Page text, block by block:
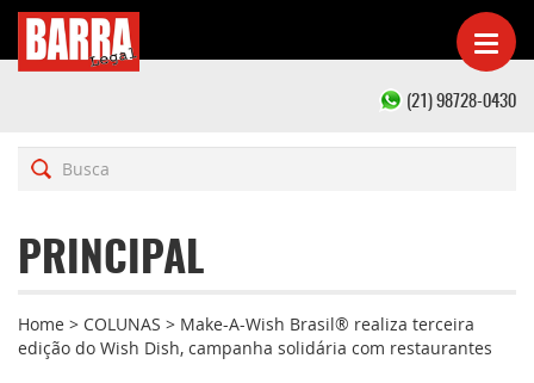
(21) 98728-0430
PRINCIPAL
Home > COLUNAS > Make-A-Wish Brasil® realiza terceira
edição do Wish Dish, campanha solidária com restaurantes